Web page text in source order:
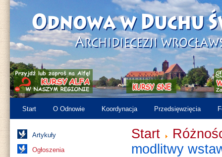
Start O Odnowie Koordynacja Przedsięwzięcia
Artykuły
Ogłoszenia
Start
modlitwy